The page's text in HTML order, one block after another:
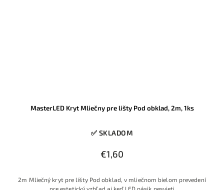
MasterLED Kryt Mliečny pre lišty Pod obklad, 2m, 1ks
✅ SKLADOM
€1,60
2m Mliečný kryt pre lišty Pod obklad, v mliečnom bielom prevedení
pre estetický vzhľad aj keď LED pásik nesvieti